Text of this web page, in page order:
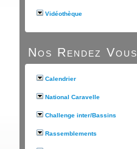
Vidéothèque
Nos Rendez Vous
Calendrier
National Caravelle
Challenge inter/Bassins
Rassemblements